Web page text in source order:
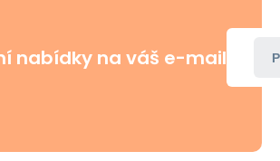
nabídky na váš e-mail